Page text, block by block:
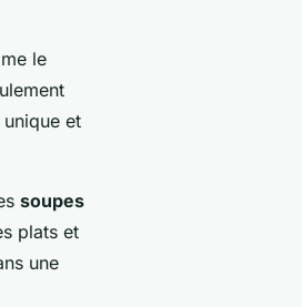
le
et
soupes
plats et
une